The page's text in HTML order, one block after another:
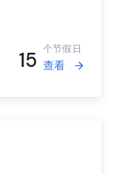
15 个节假日
查看